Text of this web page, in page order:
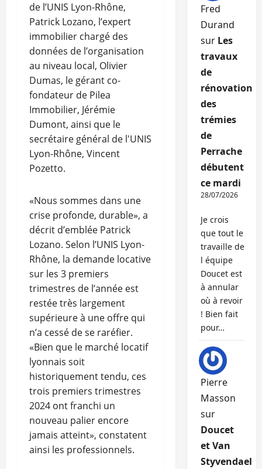
de l’UNIS Lyon-Rhône,
Patrick Lozano, l’expert
immobilier chargé des
données de l’organisation
au niveau local, Olivier
Dumas, le gérant co-
fondateur de Pilea
Immobilier, Jérémie
Dumont, ainsi que le
secrétaire général de l'UNIS
Lyon-Rhône, Vincent
Pozetto.
«Nous sommes dans une
crise profonde, durable», a
décrit d’emblée Patrick
Lozano. Selon l’UNIS Lyon-
Rhône, la demande locative
sur les 3 premiers
trimestres de l’année est
restée très largement
supérieure à une offre qui
n’a cessé de se raréfier.
«Bien que le marché locatif
lyonnais soit
historiquement tendu, ces
trois premiers trimestres
2024 ont franchi un
nouveau palier encore
jamais atteint», constatent
ainsi les professionnels.
Fred
Durand
sur Les
travaux
de
rénovation
des
trémies
de
Perrache
débutent
ce mardi
28/07/2026
Je crois
que tout le
travaille de
l équipe
Doucet est
à annular
où à revoir
! Bien fait
pour…
Pierre
Masson
sur
Doucet
et Van
Styvendael